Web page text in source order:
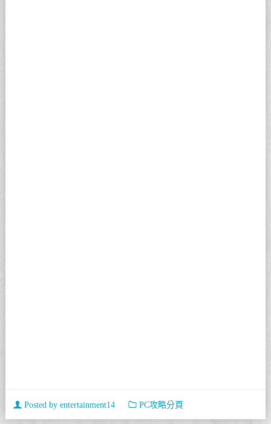
Posted by entertainment14 PC攻略分頁